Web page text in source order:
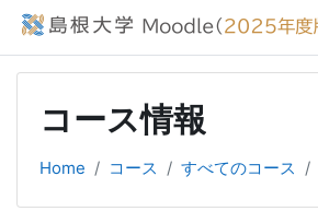
メインコンテンツへスキップする
コース情報
Home コース すべてのコース